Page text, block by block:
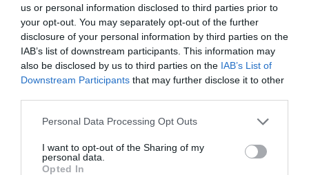
us or personal information disclosed to third parties prior to
your opt-out. You may separately opt-out of the further
disclosure of your personal information by third parties on the
IAB’s list of downstream participants. This information may
also be disclosed by us to third parties on the IAB’s List of
Downstream Participants that may further disclose it to other
Personal Data Processing Opt Outs
I want to opt-out of the Sharing of my
personal data.
Opted In
Ταυτότητα Εκδήλωσης
Ημερομηνία:
Από: 30/09/2016 Εως:
07/04/2017
21/04/2017
Έξτρα παραστάσεις: Δευτέρα 10/4 στις 21.00
Παρασκευή 21/4 στις 21.00
Σάββατο 22/4 στις 21.00